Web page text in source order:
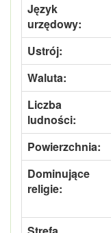
Język
urzędowy:
Ustrój:
Waluta:
Liczba
ludności:
Powierzchnia:
Dominujące
religie: